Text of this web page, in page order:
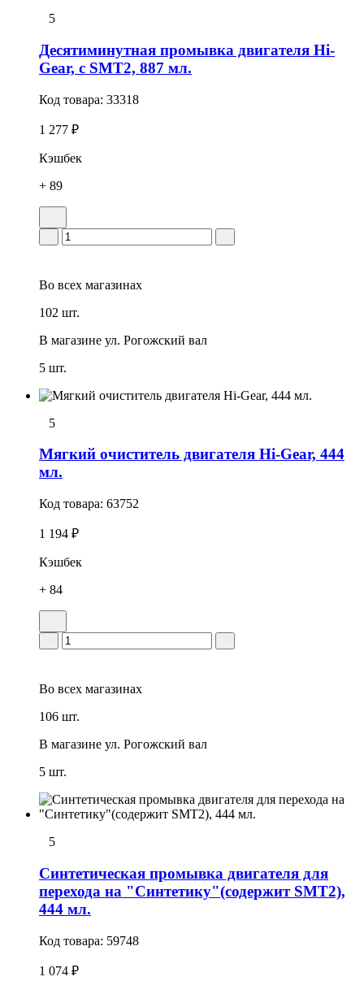
5
Десятиминутная промывка двигателя Hi-
Gear, с SMT2, 887 мл.
Код товара: 33318
1 277 ₽
Кэшбек
+ 89
Во всех магазинах
102 шт.
В магазине ул. Рогожский вал
5 шт.
5
Мягкий очиститель двигателя Hi-Gear, 444
мл.
Код товара: 63752
1 194 ₽
Кэшбек
+ 84
Во всех магазинах
106 шт.
В магазине ул. Рогожский вал
5 шт.
5
Синтетическая промывка двигателя для
перехода на "Синтетику"(содержит SMT2),
444 мл.
Код товара: 59748
1 074 ₽